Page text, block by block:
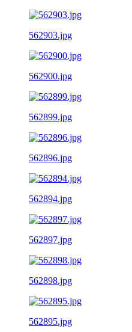
562903.jpg
562900.jpg
562899.jpg
562896.jpg
562894.jpg
562897.jpg
562898.jpg
562895.jpg